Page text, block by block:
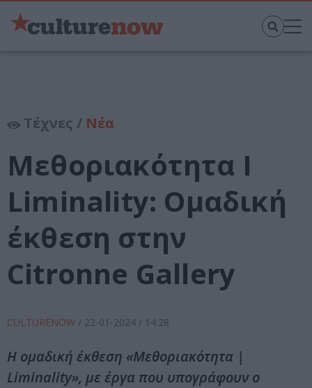
Τέχνες / Νέα
Μεθοριακότητα Ι
Liminality: Ομαδική
έκθεση στην
Citronne Gallery
CULTURENOW / 22-01-2024 / 14:28
Η ομαδική έκθεση «Μεθοριακότητα |
Liminality», με έργα που υπογράφουν ο